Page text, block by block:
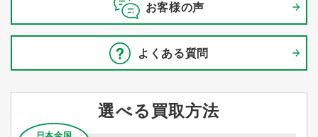
お客様の声
よくある質問
選べる買取方法